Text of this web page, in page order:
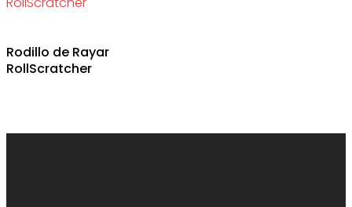
Rodillo de Rayar
RollScratcher